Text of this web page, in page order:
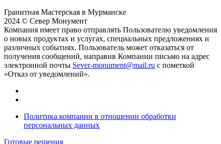
Гранитная Мастерская в Мурманске
2024 © Север Монумент
Компания имеет право отправлять Пользователю уведомления
о новых продуктах и услугах, специальных предложениях и
различных событиях. Пользователь может отказаться от
получения сообщений, направив Компании письмо на адрес
электронной почты Sever-monument@mail.ru с пометкой
«Отказ от уведомлений».
Политика компании в отношении обработки
персональных данных
Готовые решения